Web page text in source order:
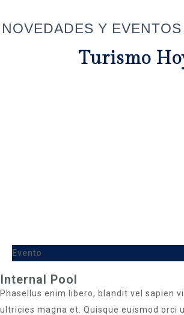
NOVEDADES Y
Turismo
Evento
Internal Pool
Phasellus enim libero, blandit vel sapien
ultricies magna et. Quisque euismod orci